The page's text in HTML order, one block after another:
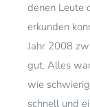
denen Leute
erkunden
Jahr 2008
gut. Alles
wie
schnell und